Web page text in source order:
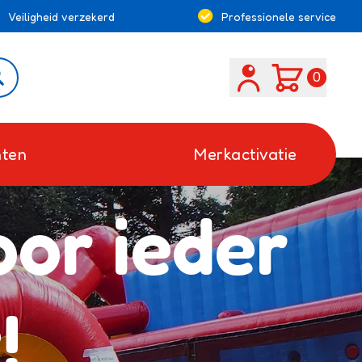
Veiligheid verzekerd Professionele service
0
Merkactivatie
ieder